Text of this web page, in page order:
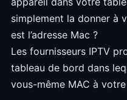
simplement la donner à
est l’adresse Mac ?
Les fournisseurs IPTV
tableau de bord dans
vous-même MAC à